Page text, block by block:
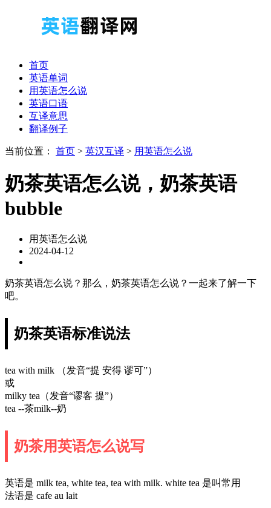
首页
英语单词
用英语怎么说
英语口语
互译意思
翻译例子
当前位置： 首页 > 英汉互译 > 用英语怎么说
奶茶英语怎么说，奶茶英语
bubble
用英语怎么说
2024-04-12
奶茶英语怎么说？那么，奶茶英语怎么说？一起来了解一下
吧。
奶茶英语标准说法
tea with milk （发音“提 安得 谬可”）
或
milky tea（发音“谬客 提”）
tea --茶milk--奶
奶茶用英语怎么说写
英语是 milk tea, white tea, tea with milk. white tea 是叫常用
法语是 cafe au lait